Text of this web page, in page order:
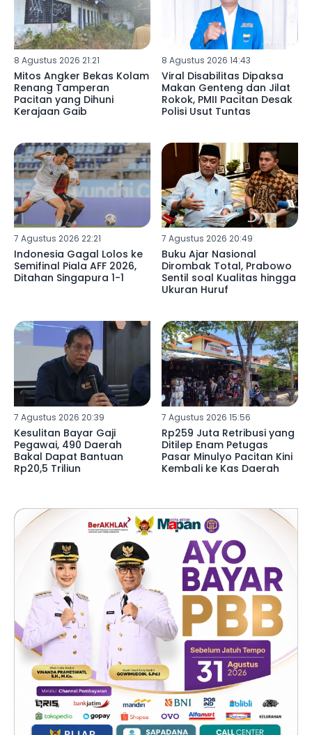
8 Agustus 2026 21:21
Mitos Angker Bekas Kolam
Renang Tamperan
Pacitan yang Dihuni
Kerajaan Gaib
8 Agustus 2026 14:43
Viral Disabilitas Dipaksa
Makan Genteng dan Jilat
Rokok, PMII Pacitan Desak
Polisi Usut Tuntas
7 Agustus 2026 22:21
Indonesia Gagal Lolos ke
Semifinal Piala AFF 2026,
Ditahan Singapura 1-1
7 Agustus 2026 20:49
Buku Ajar Nasional
Dirombak Total, Prabowo
Sentil soal Kualitas hingga
Ukuran Huruf
7 Agustus 2026 20:39
Kesulitan Bayar Gaji
Pegawai, 490 Daerah
Bakal Dapat Bantuan
Rp20,5 Triliun
7 Agustus 2026 15:56
Rp259 Juta Retribusi yang
Ditilep Enam Petugas
Pasar Minulyo Pacitan Kini
Kembali ke Kas Daerah